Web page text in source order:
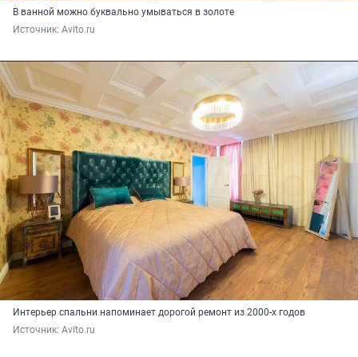
В ванной можно буквально умываться в золоте
Источник: Avito.ru
Интерьер спальни напоминает дорогой ремонт из 2000-х годов
Источник: Avito.ru